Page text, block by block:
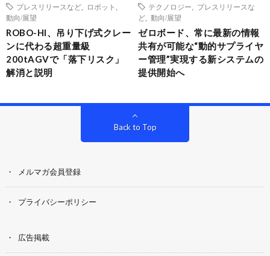
プレスリリースなど
ロボット
動向/展望
ROBO-HI、吊り下げ式クレー
ンに代わる超重量級
200tAGVで「落下リスク」
解消と説明
テクノロジー
プレスリリースな
ど
動向/展望
ゼロボード、常に最新の情報
共有が可能な“動的サプライヤ
ー管理”実現する新システムの
提供開始へ
Back to Top
メルマガ会員登録
プライバシーポリシー
広告掲載